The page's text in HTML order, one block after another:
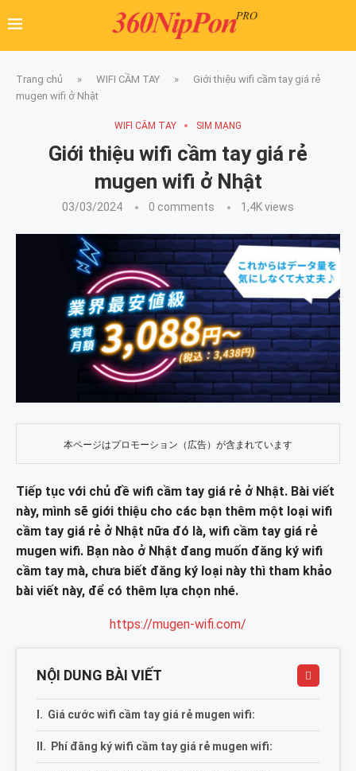
Trang chủ » WIFI CẦM TAY »
Giới thiệu wifi cầm tay giá rẻ
mugen wifi ở Nhật
WIFI CẦM TAY SIM MẠNG
Giới thiệu wifi cầm tay giá rẻ
mugen wifi ở Nhật
03/03/2024 0 comments 1,4Kviews
本ページはプロモーション（広告）が含まれています
Tiếp tục với chủ đề wifi cầm tay giá rẻ ở Nhật. Bài viết
này, mình sẽ giới thiệu cho các bạn thêm một loại wifi
cầm tay giá rẻ ở Nhật nữa đó là, wifi cầm tay giá rẻ
mugen wifi. Bạn nào ở Nhật đang muốn đăng ký wifi
cầm tay mà, chưa biết đăng ký loại này thì tham khảo
bài viết này, để có thêm lựa chọn nhé.
https://mugen-wifi.com/
NỘI DUNG BÀI VIẾT
Giá cước wifi cầm tay giá rẻ mugen wifi:
Phí đăng ký wifi cầm tay giá rẻ mugen wifi: